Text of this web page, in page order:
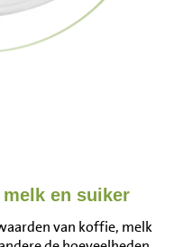
en suiker
van koffie, melk